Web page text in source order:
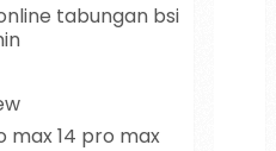
tabungan bsi
max 14 pro max